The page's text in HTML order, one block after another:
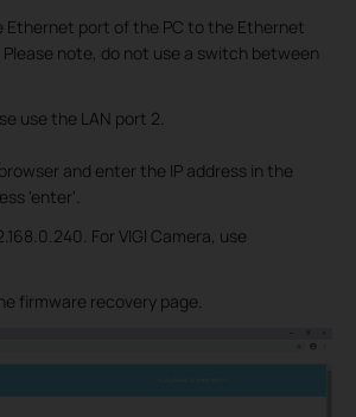
port of the PC to the Ethernet
Please note, do not use a switch between
use the LAN port 2.
and enter the IP address in the
'enter'.
For VIGI Camera, use
firmware recovery page.